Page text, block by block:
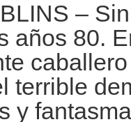
–
años 80.
terrible
y